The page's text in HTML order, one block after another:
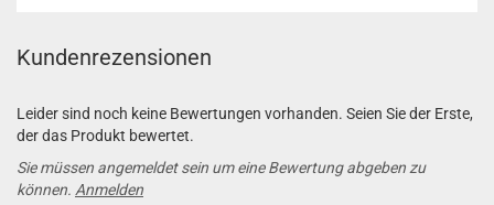
Kundenrezensionen
Leider sind noch keine Bewertungen vorhanden. Seien Sie der Erste,
der das Produkt bewertet.
Sie müssen angemeldet sein um eine Bewertung abgeben zu
können. Anmelden